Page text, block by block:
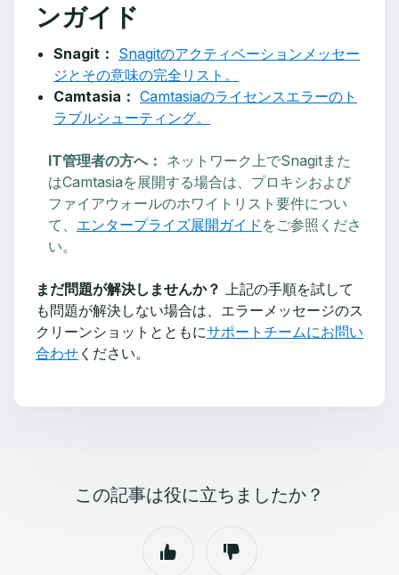
ンガイド
Snagit： Snagitのアクティベーションメッセー
ジとその意味の完全リスト。
Camtasia： Camtasiaのライセンスエラーのト
ラブルシューティング。
IT管理者の方へ： ネットワーク上でSnagitまた
はCamtasiaを展開する場合は、プロキシおよび
ファイアウォールのホワイトリスト要件につい
て、 エンタープライズ展開ガイド をご参照くださ
い。
まだ問題が解決しませんか？ 上記の手順を試して
も問題が解決しない場合は、エラーメッセージのス
クリーンショットとともにサポートチームにお問い
合わせ ください。
この記事は役に立ちましたか？